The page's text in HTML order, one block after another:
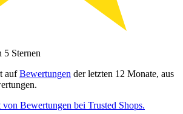
5 Sternen
aufBewertungen der letzten 12 Monate, aus
Bewertungen bei Trusted Shops.